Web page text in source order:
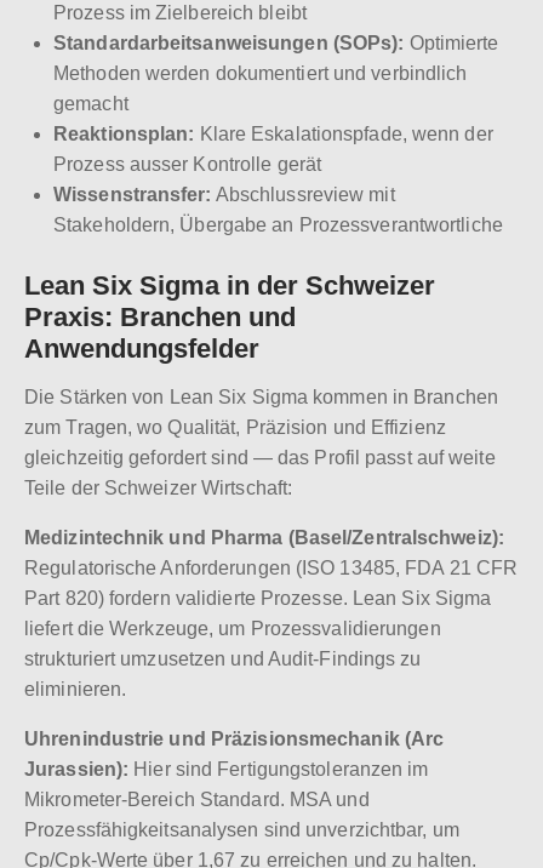
Prozess im Zielbereich bleibt
Standardarbeitsanweisungen (SOPs): Optimierte
Methoden werden dokumentiert und verbindlich
gemacht
Reaktionsplan: Klare Eskalationspfade, wenn der
Prozess ausser Kontrolle gerät
Wissenstransfer: Abschlussreview mit
Stakeholdern, Übergabe an Prozessverantwortliche
Lean Six Sigma in der Schweizer
Praxis: Branchen und
Anwendungsfelder
Die Stärken von Lean Six Sigma kommen in Branchen
zum Tragen, wo Qualität, Präzision und Effizienz
gleichzeitig gefordert sind — das Profil passt auf weite
Teile der Schweizer Wirtschaft:
Medizintechnik und Pharma (Basel/Zentralschweiz):
Regulatorische Anforderungen (ISO 13485, FDA 21 CFR
Part 820) fordern validierte Prozesse. Lean Six Sigma
liefert die Werkzeuge, um Prozessvalidierungen
strukturiert umzusetzen und Audit-Findings zu
eliminieren.
Uhrenindustrie und Präzisionsmechanik (Arc
Jurassien): Hier sind Fertigungstoleranzen im
Mikrometer-Bereich Standard. MSA und
Prozessfähigkeitsanalysen sind unverzichtbar, um
Cp/Cpk-Werte über 1,67 zu erreichen und zu halten.